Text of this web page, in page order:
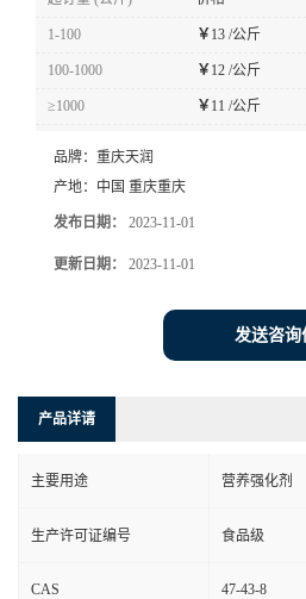
1-100 ￥13 /公斤
100-1000 ￥12 /公斤
≥1000 ￥11 /公斤
品牌： 重庆天润
产地： 中国 重庆重庆
发布日期： 2023-11-01
更新日期： 2023-11-01
发送咨询
产品详请
主要用途 营养强化剂
生产许可证编号 食品级
CAS 47-43-8